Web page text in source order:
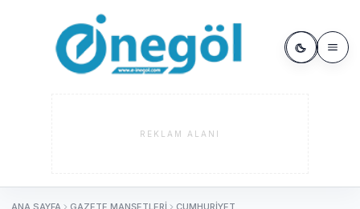
REKLAM ALANI
ANA SAYFA GAZETE MANŞETLERI CUMHURIYET